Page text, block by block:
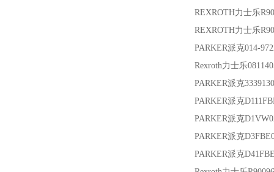
REXROTH力士乐
REXROTH力士乐
PARKER派克014-
Rexroth力士乐
PARKER派克
PARKER派克
PARKER派克
PARKER派克
PARKER派克